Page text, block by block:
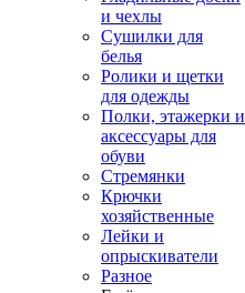
и чехлы
Сушилки для
белья
Ролики и щетки
для одежды
Полки, этажерки и
аксессуары для
обуви
Стремянки
Крючки
хозяйственные
Лейки и
опрыскиватели
Разное